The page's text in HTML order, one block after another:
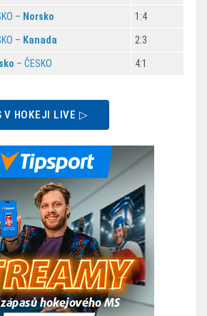
– Norsko 1:4
– Kanada 2:3
– ČESKO 4:1
V HOKEJI LIVE ▷